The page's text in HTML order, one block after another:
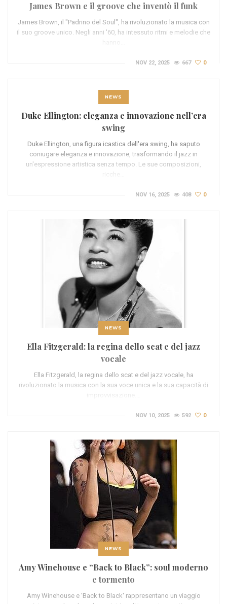
James Brown e il groove che inventò il funk
James Brown, il "Padrino del Soul", ha rivoluzionato la musica con
il suo groove unico. Negli anni '60, ha intessuto ritmi e melodie che
NOV 22, 2025 667 0
NEWS
Duke Ellington: eleganza e innovazione nell’era
swing
Duke Ellington, una figura icastica dell'era swing, ha saputo
coniugare eleganza e innovazione, trasformando il jazz in
un'espressione artistica senza tempo. Le sue composizioni,
NOV 16, 2025 408 0
NEWS
Ella Fitzgerald: la regina dello scat e del jazz
vocale
Ella Fitzgerald, la regina dello scat e del jazz vocale, ha
rivoluzionato la musica con la sua voce unica e la sua capacità di
NOV 10, 2025 592 0
NEWS
Amy Winehouse e “Back to Black”: soul moderno
e tormento
Amy Winehouse e 'Back to Black' rappresentano un viaggio